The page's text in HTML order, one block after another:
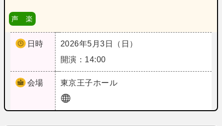
声 楽
日時
2026年5月3日（日）
開演：14:00
会場 東京王子ホール